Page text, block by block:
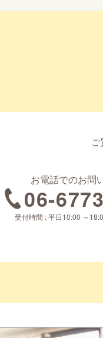
お電話でのお問
06-
受付時間 : 平日10:00 ～